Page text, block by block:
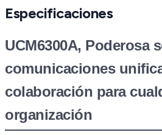
Especificaciones
UCM6300A, Poderosa
comunicaciones
colaboración para
organización